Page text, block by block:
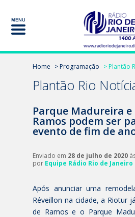
Home > Programação > Plantão
Plantão Rio
Parque Madureira e
Ramos podem ser
evento de fim de
Enviado em 28 de julho de 2020
por Equipe Rádio Rio de Janeiro
Após anunciar uma
Réveillon na cidade, a Riotur
de Ramos e o Parque